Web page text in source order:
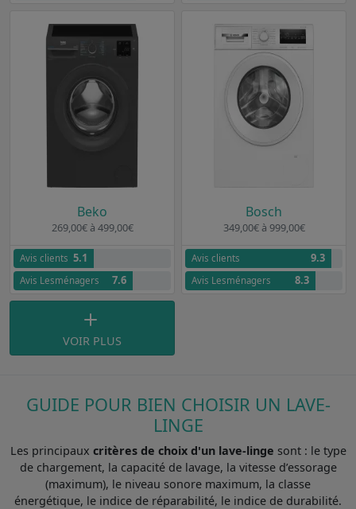
Beko
269,00€ à 499,00€
Avis clients 5.1
Avis Lesménagers 7.6
Bosch
349,00€ à 999,00€
Avis clients 9.3
Avis Lesménagers 8.3
VOIR PLUS
GUIDE POUR BIEN CHOISIR UN LAVE-
LINGE
Les principaux critères de choix d'un lave-linge sont : le type
de chargement, la capacité de lavage, la vitesse d’essorage
(maximum), le niveau sonore maximum, la classe
énergétique, le indice de réparabilité, le indice de durabilité.